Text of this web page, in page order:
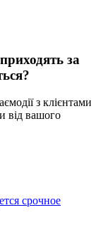
за
з клієнтами
від вашого
срочное